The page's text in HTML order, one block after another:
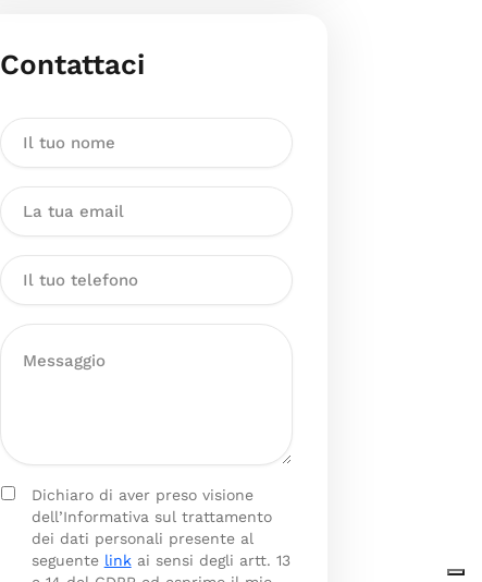
Contattaci
Dichiaro di aver preso visione
dell’Informativa sul trattamento
dei dati personali presente al
seguente linkai sensi degli artt. 13